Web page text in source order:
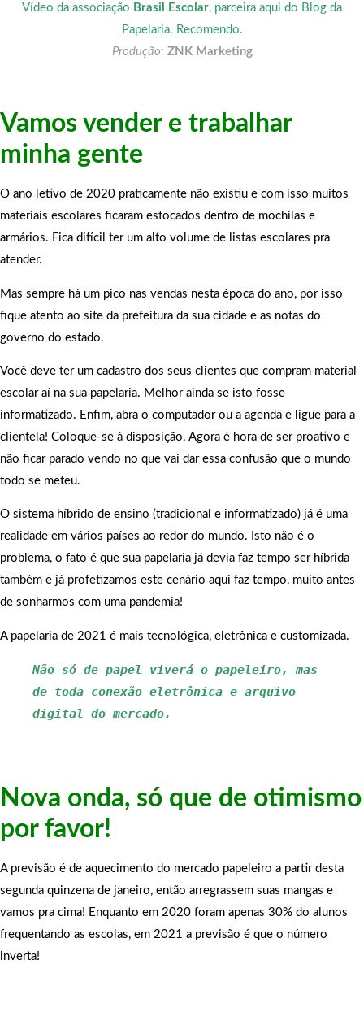
Vídeo da associação Brasil Escolar, parceira aqui do Blog da
Papelaria. Recomendo.
Produção: ZNK Marketing
Vamos vender e trabalhar
minha gente
O ano letivo de 2020 praticamente não existiu e com isso muitos
materiais escolares ficaram estocados dentro de mochilas e
armários. Fica difícil ter um alto volume de listas escolares pra
atender.
Mas sempre há um pico nas vendas nesta época do ano, por isso
fique atento ao site da prefeitura da sua cidade e as notas do
governo do estado.
Você deve ter um cadastro dos seus clientes que compram material
escolar aí na sua papelaria. Melhor ainda se isto fosse
informatizado. Enfim, abra o computador ou a agenda e ligue para a
clientela! Coloque-se à disposição. Agora é hora de ser proativo e
não ficar parado vendo no que vai dar essa confusão que o mundo
todo se meteu.
O sistema híbrido de ensino (tradicional e informatizado) já é uma
realidade em vários países ao redor do mundo. Isto não é o
problema, o fato é que sua papelaria já devia faz tempo ser híbrida
também e já profetizamos este cenário aqui faz tempo, muito antes
de sonharmos com uma pandemia!
A papelaria de 2021 é mais tecnológica, eletrônica e customizada.
Não só de papel viverá o papeleiro, mas
de toda conexão eletrônica e arquivo
digital do mercado.
Nova onda, só que de otimismo
por favor!
A previsão é de aquecimento do mercado papeleiro a partir desta
segunda quinzena de janeiro, então arregrassem suas mangas e
vamos pra cima! Enquanto em 2020 foram apenas 30% do alunos
frequentando as escolas, em 2021 a previsão é que o número
inverta!